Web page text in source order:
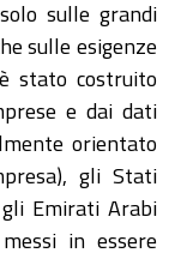
sulle grandi
sulle esigenze
stato costruito
e dai dati
orientato
gli Stati
Emirati Arabi
in essere